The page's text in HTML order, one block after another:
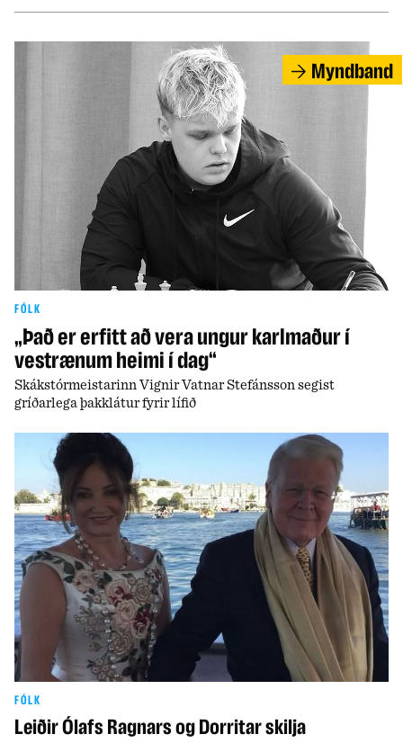
Myndband
FÓLK
„Það er erfitt að vera ungur karlmaður í
vestrænum heimi í dag“
Skákstórmeistarinn Vignir Vatnar Stefánsson segist
gríðarlega þakklátur fyrir lífið
FÓLK
Leiðir Ólafs Ragnars og Dorritar skilja